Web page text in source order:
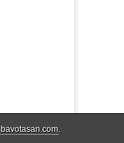
bavotasan.com.